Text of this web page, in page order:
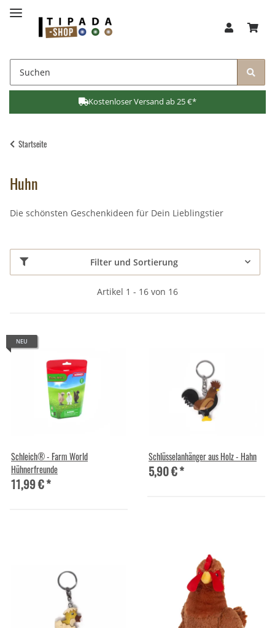
Kostenloser Versand ab 25 €*
Startseite
Huhn
Die schönsten Geschenkideen für Dein Lieblingstier
Filter und Sortierung
Artikel 1 - 16 von 16
NEU
Schleich® - Farm World
Hühnerfreunde
11,99 €*
Schlüsselanhänger aus Holz - Hahn
5,90 €*